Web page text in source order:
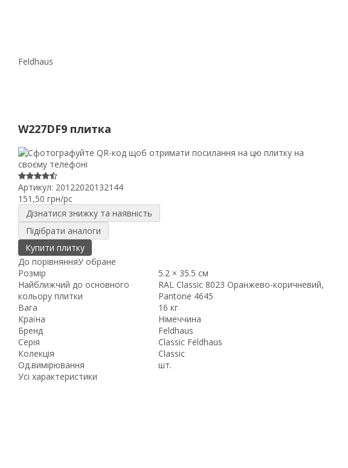
Feldhaus
W227DF9 плитка
Артикул: 20122020132144
151,50 грн/pc
Дізнатися знижку та наявність
Підібрати аналоги
Купити плитку
До порівнянняУ обране
Розмір
5.2 × 35.5 см
Найближчий до основного
кольору плитки
RAL Classic 8023 Оранжево-коричневий,
Pantone 4645
Вага
16 кг
Країна
Німеччина
Бренд
Feldhaus
Серія
Classic Feldhaus
Колекція
Classic
Од.вимірювання
шт.
Усі характеристики